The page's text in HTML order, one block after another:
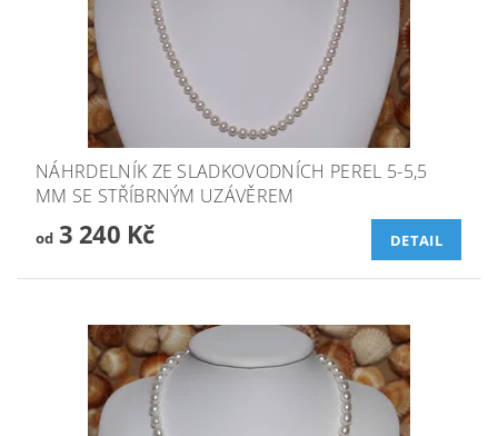
NÁHRDELNÍK ZE SLADKOVODNÍCH PEREL 5-5,5
MM SE STŘÍBRNÝM UZÁVĚREM
od3 240 Kč DETAIL